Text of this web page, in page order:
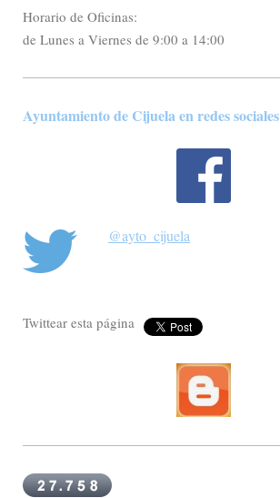
Horario de Oficinas:
de Lunes a Viernes de 9:00 a 14:00
Ayuntamiento de Cijuela en redes sociales
@ayto_cijuela
Twittear esta página